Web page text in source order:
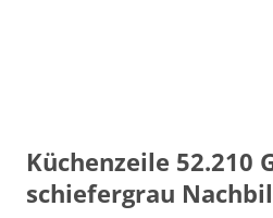
Küchenzeile 52.210
schiefergrau